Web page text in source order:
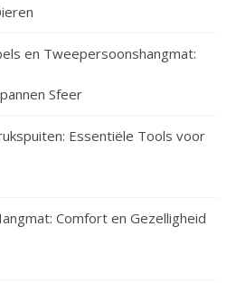
en Tweepersoonshangmat:
Sfeer
Essentiële Tools voor
Comfort en Gezelligheid